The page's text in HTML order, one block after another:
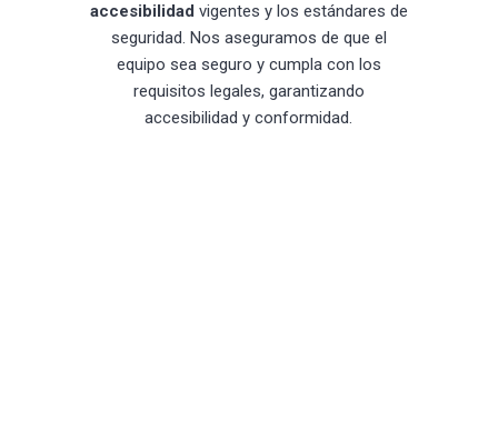
accesibilidad vigentes y los estándares de
seguridad. Nos aseguramos de que el
equipo sea seguro y cumpla con los
requisitos legales, garantizando
accesibilidad y conformidad.